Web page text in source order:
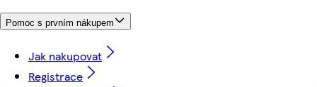
Pomoc s prvním nákupem
Jak nakupovat
Registrace